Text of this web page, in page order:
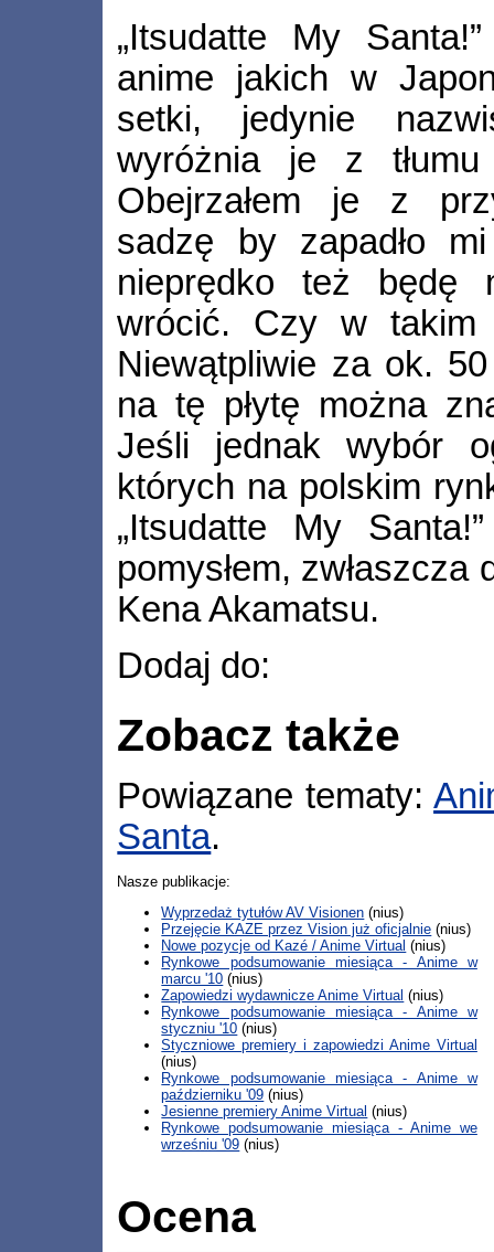
„Itsudatte My
anime jakich w
setki, jedynie
wyróżnia je z tłumu
Obejrzałem je z
sadzę by zapadło
nieprędko też będę
wrócić. Czy w
Niewątpliwie za ok.
na tę płytę można
Jeśli jednak wybór
których na polskim
„Itsudatte My
pomysłem, zwłaszcza
Kena Akamatsu.
Dodaj do:
Zobacz także
Powiązane tematy:
Santa.
Nasze publikacje:
Wyprzedaż tytułów AV Visionen (nius)
Przejęcie KAZE przez Vision już oficjalnie (nius)
Nowe pozycje od Kazé / Anime Virtual (nius)
Rynkowe podsumowanie miesiąca - Anime w
marcu '10 (nius)
Zapowiedzi wydawnicze Anime Virtual (nius)
Rynkowe podsumowanie miesiąca - Anime w
styczniu '10 (nius)
Styczniowe premiery i zapowiedzi Anime Virtual
(nius)
Rynkowe podsumowanie miesiąca - Anime w
październiku '09 (nius)
Jesienne premiery Anime Virtual (nius)
Rynkowe podsumowanie miesiąca - Anime we
wrześniu '09 (nius)
Ocena